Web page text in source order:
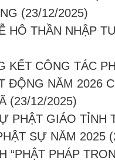
(23/12/2025)
HÔ THẦN NHẬP
KẾT CÔNG TÁC
ĐỘNG NĂM 2026
(23/12/2025)
PHẬT GIÁO TỈNH
SỰ NĂM 2025
“PHẬT PHÁP